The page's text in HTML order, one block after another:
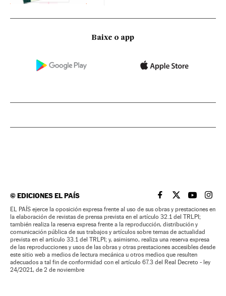
Baixe o app
©EDICIONES EL PAÍS EL PAÍS BRASIL EN
EL PAÍSEL PAÍS
EL
EL PAÍS ejerce la oposición expresa frente al uso de sus obras y prestaciones en
la elaboración de revistas de prensa prevista en el artículo 32.1 del TRLPI;
también realiza la reserva expresa frente a la reproducción, distribución y
comunicación pública de sus trabajos y artículos sobre temas de actualidad
prevista en el artículo 33.1 del TRLPI; y, asimismo, realiza una reserva expresa
de las reproducciones y usos de las obras y otras prestaciones accesibles desde
este sitio web a medios de lectura mecánica u otros medios que resulten
adecuados a tal fin de conformidad con el artículo 67.3 del Real Decreto - ley
24/2021, de 2 de noviembre